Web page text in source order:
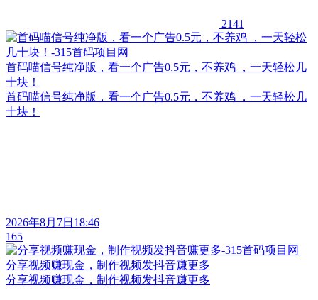
2141
首码喵信号纯净版，看一个广告0.5元，不养鸡 ，一天轻松几
十块！
首码喵信号纯净版，看一个广告0.5元，不养鸡 ，一天轻松几
十块！
2026年8月7日18:46
165
分享视频赚现金，制作视频发抖音赚更多
分享视频赚现金，制作视频发抖音赚更多